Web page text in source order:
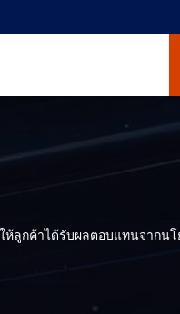
ห้ลูกค้าได้รับผลตอบแทนจากน